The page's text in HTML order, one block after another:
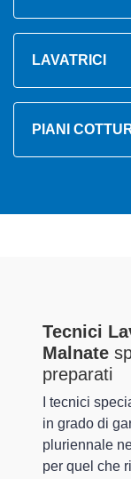
LAVATRICI
PIANI
Tecnici
Malnate
preparati
I tecnici
in grado di
pluriennale
per quel che